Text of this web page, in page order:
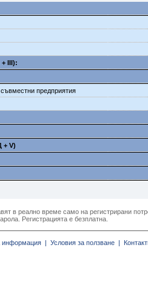
III):
предприятия
+ V)
в реално време само на регистрирани
Регистрацията е безплатна.
информация | Условия за ползване |